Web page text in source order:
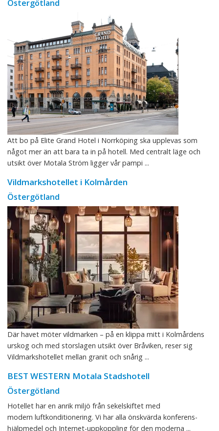
Östergötland
Att bo på Elite Grand Hotel i Norrköping ska upplevas som
något mer än att bara ta in på hotell. Med centralt läge och
utsikt över Motala Ström ligger vår pampi ...
Vildmarkshotellet i Kolmården
Östergötland
Där havet möter vildmarken – på en klippa mitt i Kolmårdens
urskog och med storslagen utsikt över Bråviken, reser sig
Vildmarkshotellet mellan granit och snårig ...
BEST WESTERN Motala Stadshotell
Östergötland
Hotellet har en anrik miljö från sekelskiftet med
modern luftkonditionering. Vi har alla önskvärda konferens-
hjälpmedel och Internet-uppkoppling för den moderna ...